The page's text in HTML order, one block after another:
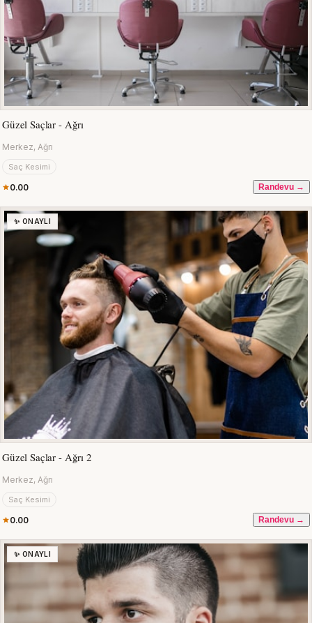
Güzel Saçlar - Ağrı
Merkez, Ağrı
Saç Kesimi
0.00 Randevu →
✨ ONAYLI
Güzel Saçlar - Ağrı 2
Merkez, Ağrı
Saç Kesimi
0.00 Randevu →
✨ ONAYLI